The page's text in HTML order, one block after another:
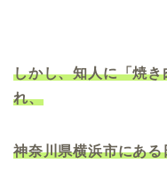
しかし、知人に「焼
れ、
神奈川県横浜市にあ